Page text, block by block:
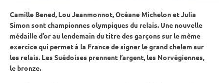
Camille Bened, Lou Jeanmonnot, Océane Michelon et Julia
Simon sont championnes olympiques du relais. Une nouvelle
médaille d’or au lendemain du titre des garçons sur le même
exercice qui permet à la France de signer le grand chelem sur
les relais. Les Suédoises prennent l’argent, les Norvégiennes,
le bronze.